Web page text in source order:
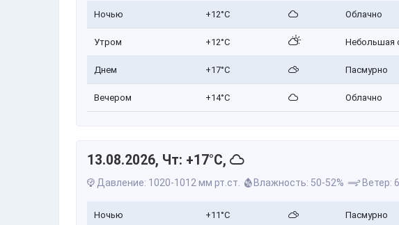
Ночью +12°C Облачно
Утром +12°C Небольшая
Днем +17°C Пасмурно
Вечером +14°C Облачно
13.08.2026, Чт: +17°C,
Давление: 1020-1012 мм рт.ст. Влажность: 50-52% Ветер:
Ночью +11°C Пасмурно